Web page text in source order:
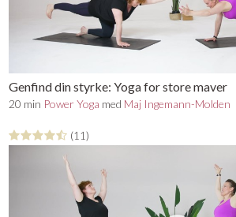
Genfind din styrke: Yoga for store maver
20 min Power Yoga med Maj Ingemann-Molden
(11)